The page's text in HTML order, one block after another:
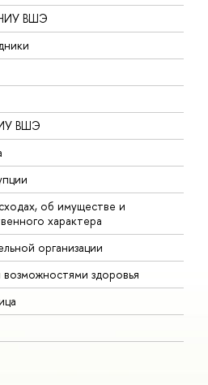
НИУ ВШЭ
ВШЭ
об имуществе и
характера
организации
здоровья